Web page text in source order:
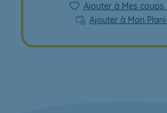
Ajouter à Mes
Ajouter à Mon